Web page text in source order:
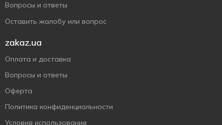
Вопросы и ответы
Оставить жалобу или вопрос
zakaz.ua
Оплата и доставка
Вопросы и ответы
Оферта
Политика конфиденциальности
Условия использования